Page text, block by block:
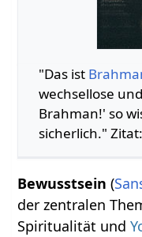
"Das ist
wechsellose
Brahman!' so
sicherlich." Zitat:
Bewusstsein (
der zentralen
Spiritualität und